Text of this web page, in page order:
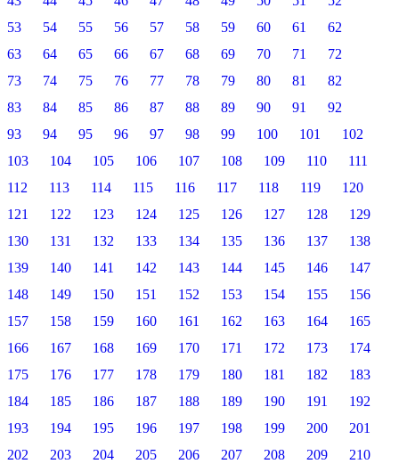
53
54 55 56 57 58 59 60 61
62
63
64 65 66 67 68 69 70 71
72
73
74 75 76 77 78 79 80 81
82
83
84 85 86 87 88 89 90 91
92
93
94 95 96 97 98 99 100 101
102
103
104 105 106 107 108 109 110
111
112
113 114 115 116 117 118 119
120
121
122 123 124 125 126 127 128
129
130
131 132 133 134 135 136 137
138
139
140 141 142 143 144 145 146
147
148
149 150 151 152 153 154 155
156
157
158 159 160 161 162 163 164
165
166
167 168 169 170 171 172 173
174
175
176 177 178 179 180 181 182
183
184
185 186 187 188 189 190 191
192
193
194 195 196 197 198 199 200
201
202
203 204 205 206 207 208 209
210